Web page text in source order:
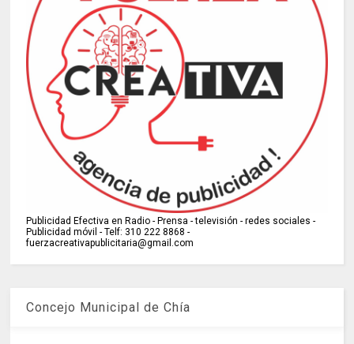
Publicidad Efectiva en Radio - Prensa - televisión - redes sociales -
Publicidad móvil - Telf: 310 222 8868 -
fuerzacreativapublicitaria@gmail.com
Concejo Municipal de Chía